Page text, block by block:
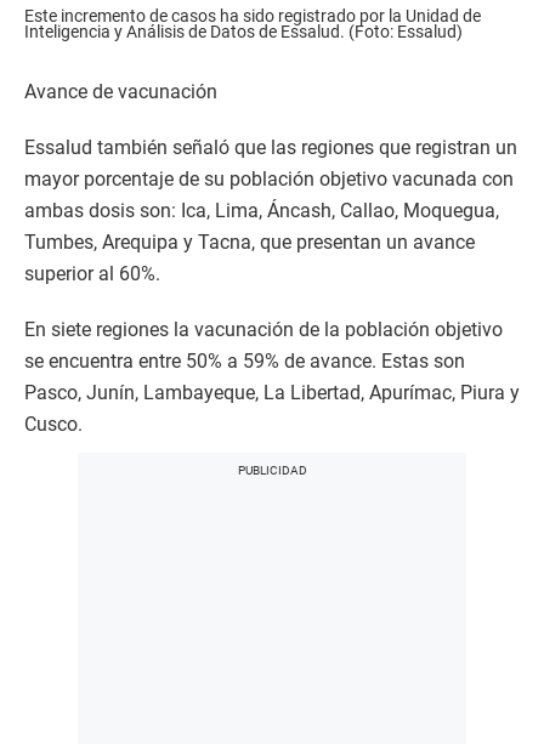
Este incremento de casos ha sido registrado por la Unidad de
Inteligencia y Análisis de Datos de Essalud. (Foto: Essalud)
Avance de vacunación
Essalud también señaló que las regiones que registran un
mayor porcentaje de su población objetivo vacunada con
ambas dosis son: Ica, Lima, Áncash, Callao, Moquegua,
Tumbes, Arequipa y Tacna, que presentan un avance
superior al 60%.
En siete regiones la vacunación de la población objetivo
se encuentra entre 50% a 59% de avance. Estas son
Pasco, Junín, Lambayeque, La Libertad, Apurímac, Piura y
Cusco.